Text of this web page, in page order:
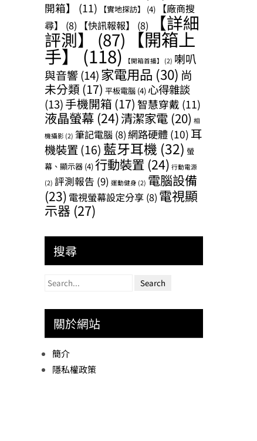
開箱】
(11) 【實地探訪】 (4)
【廠商搜
尋】
(8) 【快訊報報】 (8) 【詳細
評測】 (87)【開箱上
手】(118) 【開箱首播】 (2) 喇叭
與音響 (14)家電用品 (30) 尚
未分類 (17) 平板電腦 (4) 心得雜談
(13)手機開箱 (17) 智慧穿戴 (11)
液晶螢幕 (24)清潔家電 (20) 相
機攝影 (2) 筆記電腦 (8)網路硬體 (10) 耳
機裝置 (16) 藍牙耳機 (32) 螢
幕、顯示器 (4)行動裝置 (24) 行動電源
(2) 評測報告 (9) 運動健身 (2) 電腦設備
(23) 電視螢幕設定分享 (8) 電視顯
示器 (27)
搜尋
關於網站
簡介
隱私權政策